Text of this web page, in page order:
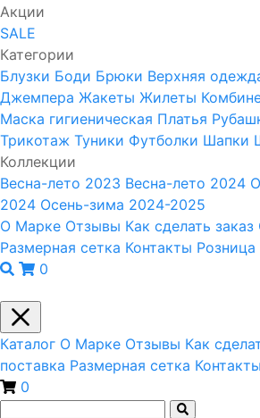
Акции
SALE
Категории
Блузки Боди Брюки Верхняя
Джемпера Жакеты Жилеты
Маска гигиеническая Платья
Трикотаж Туники Футболки Шапки
Коллекции
Весна-лето 2023 Весна-лето 2024
2024 Осень-зима 2024-2025
О Марке Отзывы Как сделать заказ
Размерная сетка Контакты Розница
0
Каталог О Марке Отзывы Как
поставка Размерная сетка Контакты
0